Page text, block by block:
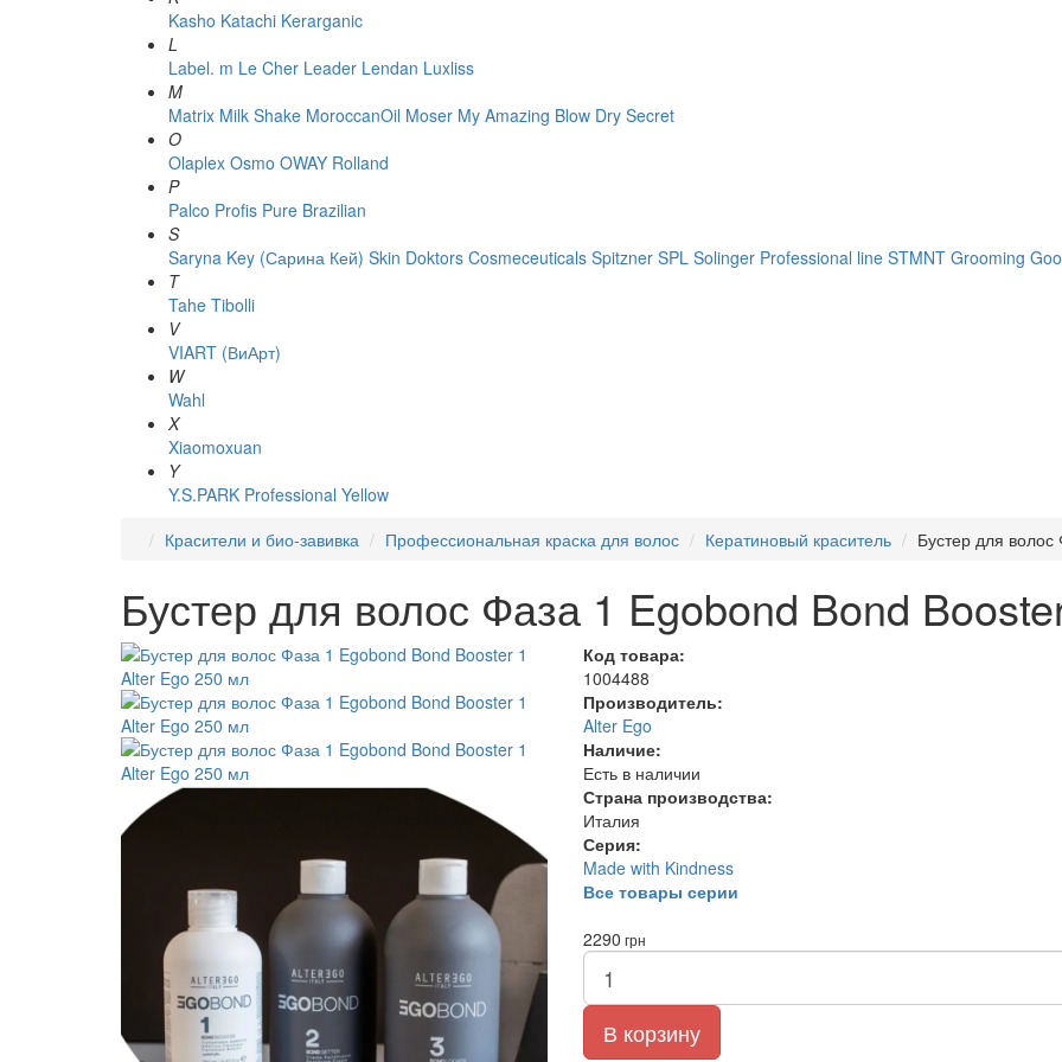
Kasho Katachi Kerarganic
L
Label. m Le Cher Leader Lendan Luxliss
M
Matrix Milk Shake MoroccanOil Moser My Amazing Blow Dry Secret
O
Olaplex Osmo OWAY Rolland
P
Palco Profis Pure Brazilian
S
Saryna Key (Сарина Кей) Skin Doktors Cosmeceuticals Spitzner SPL Solinger Professional line STMNT Grooming
T
Tahe Tibolli
V
VIART (ВиАрт)
W
Wahl
X
Xiaomoxuan
Y
Y.S.PARK Professional Yellow
Красители и био-завивка
Профессиональная краска для волос Кератиновый краситель Бустер для
Бустер для волос Фаза 1 Egobond Bond
Код товара:
1004488
Производитель:
Alter Ego
Наличие:
Есть в наличии
Страна производства:
Италия
Серия:
Made with Kindness
Все товары серии
2290 грн
В корзину